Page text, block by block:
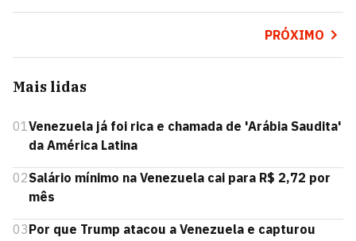
PRÓXIMO
Mais lidas
01Venezuela já foi rica e chamada de 'Arábia Saudita'
da América Latina
02Salário mínimo na Venezuela cai para R$ 2,72 por
mês
03Por que Trump atacou a Venezuela e capturou